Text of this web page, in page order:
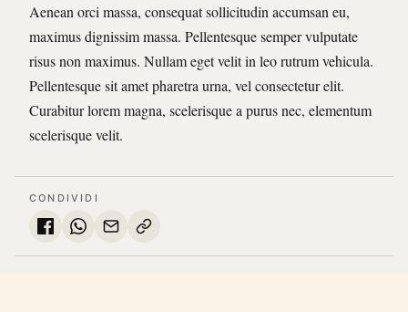
Aenean orci massa, consequat sollicitudin accumsan eu,
maximus dignissim massa. Pellentesque semper vulputate
risus non maximus. Nullam eget velit in leo rutrum vehicula.
Pellentesque sit amet pharetra urna, vel consectetur elit.
Curabitur lorem magna, scelerisque a purus nec, elementum
scelerisque velit.
CONDIVIDI